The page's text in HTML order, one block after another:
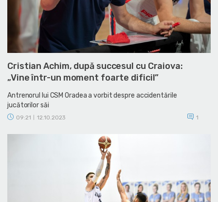
Cristian Achim, după succesul cu Craiova:
„Vine într-un moment foarte dificil”
Antrenorul lui CSM Oradea a vorbit despre accidentările
jucătorilor săi
09:21 12.10.2023 1